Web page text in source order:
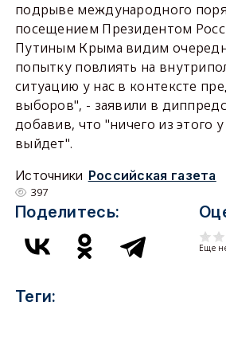
подрыве международного
посещением Президентом
Путиным Крыма видим
попытку повлиять на
ситуацию у нас в контексте
выборов", - заявили в
добавив, что "ничего из этого
выйдет".
Источники Российская газета
397
Поделитесь:
Еще
Теги: